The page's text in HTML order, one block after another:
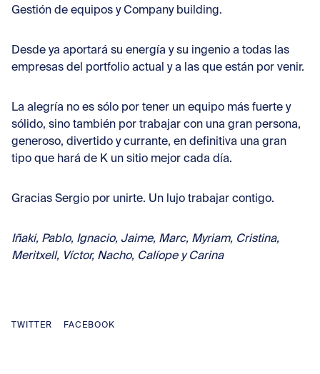
Gestión de equipos y Company building.
Desde ya aportará su energía y su ingenio a todas las
empresas del portfolio actual y a las que están por venir.
La alegría no es sólo por tener un equipo más fuerte y
sólido, sino también por trabajar con una gran persona,
generoso, divertido y currante, en definitiva una gran
tipo que hará de K un sitio mejor cada día.
Gracias Sergio por unirte. Un lujo trabajar contigo.
Iñaki, Pablo, Ignacio, Jaime, Marc, Myriam, Cristina,
Meritxell, Víctor, Nacho, Calíope y Carina
TWITTER FACEBOOK